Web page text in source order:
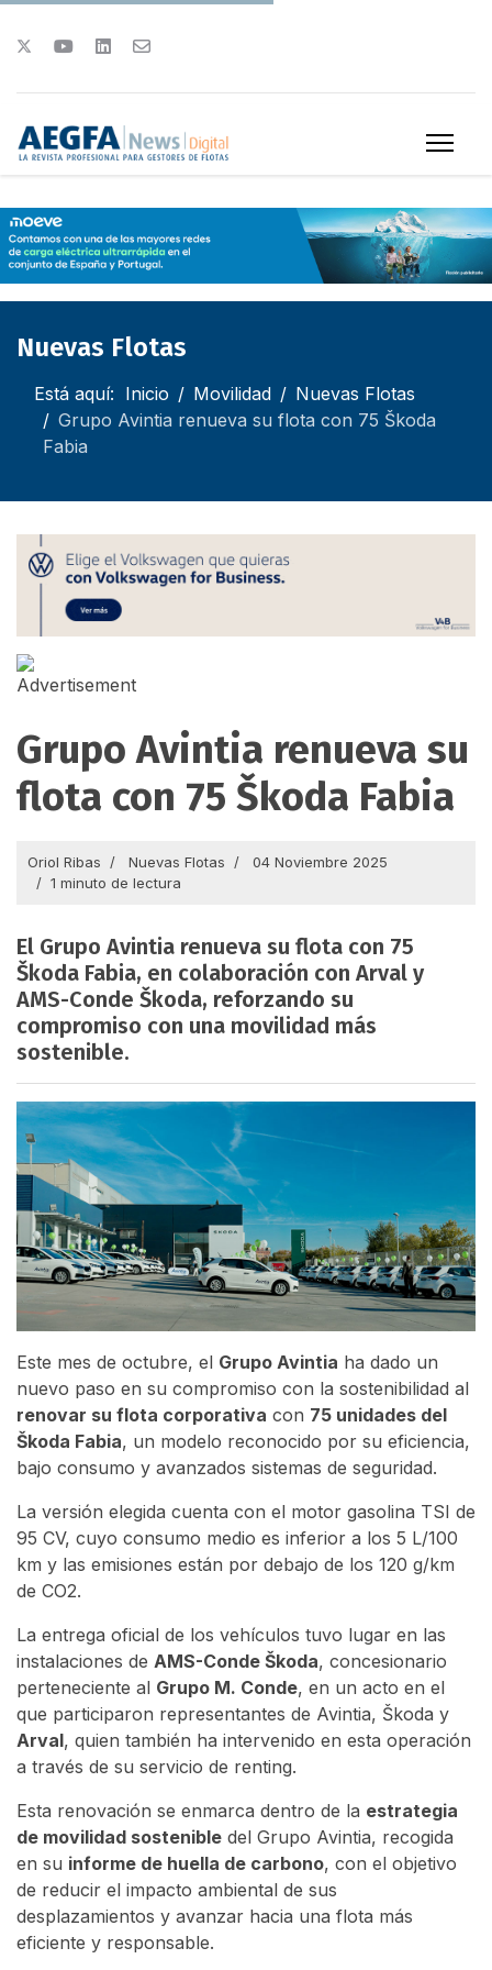
Nuevas Flotas
Está aquí: Inicio Movilidad
Nuevas Flotas
Grupo Avintia renueva su flota con 75 Škoda
Fabia
Grupo Avintia renueva su
flota con 75 Škoda Fabia
Oriol Ribas Nuevas Flotas
04 Noviembre 2025
1 minuto de lectura
El Grupo Avintia renueva su flota con 75
Škoda Fabia, en colaboración con Arval y
AMS-Conde Škoda, reforzando su
compromiso con una movilidad más
sostenible.
Este mes de octubre, el Grupo Avintia ha dado un
nuevo paso en su compromiso con la sostenibilidad al
renovar su flota corporativa con 75 unidades del
Škoda Fabia, un modelo reconocido por su eficiencia,
bajo consumo y avanzados sistemas de seguridad.
La versión elegida cuenta con el motor gasolina TSI de
95 CV, cuyo consumo medio es inferior a los 5 L/100
km y las emisiones están por debajo de los 120 g/km
de CO2.
La entrega oficial de los vehículos tuvo lugar en las
instalaciones de AMS-Conde Škoda, concesionario
perteneciente al Grupo M. Conde, en un acto en el
que participaron representantes de Avintia, Škoda y
Arval, quien también ha intervenido en esta operación
a través de su servicio de renting.
Esta renovación se enmarca dentro de la estrategia
de movilidad sostenible del Grupo Avintia, recogida
en su informe de huella de carbono, con el objetivo
de reducir el impacto ambiental de sus
desplazamientos y avanzar hacia una flota más
eficiente y responsable.